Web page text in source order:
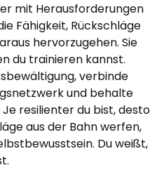
mit Herausforderungen
Fähigkeit, Rückschläge
hervorzugehen. Sie
du trainieren kannst.
verbinde
und behalte
resilienter du bist, desto
aus der Bahn werfen,
Du weißt,